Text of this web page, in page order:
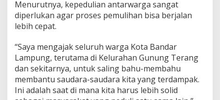
g
T
d
m
p
a
k
P
Menurutnya, kepedulian antarwarga sangat
diperlukan agar proses pemulihan bisa berjalan
lebih cepat.
“Saya mengajak seluruh warga Kota Bandar
Lampung, terutama di Kelurahan Gunung Terang
dan sekitarnya, untuk saling bahu-membahu
membantu saudara-saudara kita yang terdampak.
Ini adalah saat di mana kita harus lebih solid